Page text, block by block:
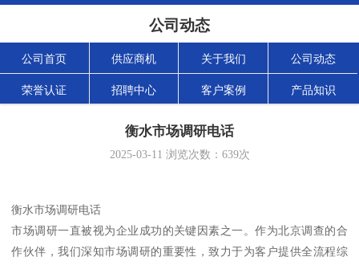
公司动态
公司首页 供应商机 关于我们 公司动态
荣誉认证 招聘中心 客户案例 产品知识
衡水市场调研电话
2025-03-11 浏览次数： 639次
衡水市场调研电话
市场调研一直被视为企业成功的关键因素之一。作为北京调查的合
作伙伴，我们深知市场调研的重要性，致力于为客户提供全流程综